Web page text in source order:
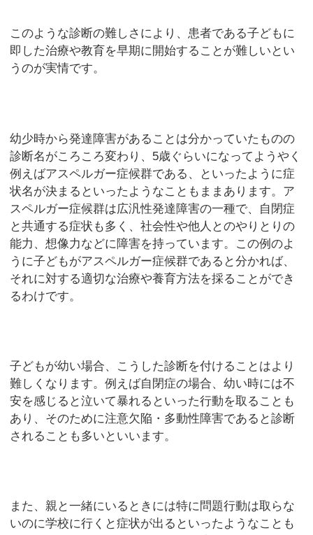
このような診断の難しさにより、患者である子どもに
即した治療や教育を早期に開始することが難しいとい
うのが実情です。
幼少時から発達障害があることは分かっていたものの
診断名がころころ変わり、5歳ぐらいになってようやく
例えばアスペルガー症候群である、といったように症
状名が決まるといったようなこともままあります。ア
スペルガー症候群は広汎性発達障害の一種で、自閉症
と共通する症状も多く、社会性や他人とのやりとりの
能力、想像力などに障害を持っています。この例のよ
うに子どもがアスペルガー症候群であると分かれば、
それに対する適切な治療や養育方法を採ることができ
るわけです。
子どもが幼い場合、こうした診断を付けることはより
難しくなります。例えば自閉症の場合、幼い時には不
安を感じると泣いて暴れるといった行動を取ることも
あり、そのために注意欠陥・多動性障害であると診断
されることも多いといいます。
また、親と一緒にいるときには特に問題行動は取らな
いのに学校に行くと症状が出るといったようなことも